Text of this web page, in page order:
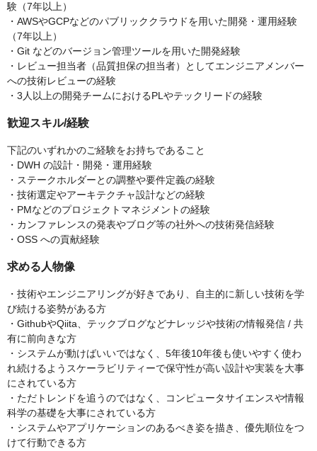
験（7年以上）
・AWSやGCPなどのパブリッククラウドを用いた開発・運用経験
（7年以上）
・Git などのバージョン管理ツールを用いた開発経験
・レビュー担当者（品質担保の担当者）としてエンジニアメンバー
への技術レビューの経験
・3人以上の開発チームにおけるPLやテックリードの経験
歓迎スキル/経験
下記のいずれかのご経験をお持ちであること
・DWH の設計・開発・運用経験
・ステークホルダーとの調整や要件定義の経験
・技術選定やアーキテクチャ設計などの経験
・PMなどのプロジェクトマネジメントの経験
・カンファレンスの発表やブログ等の社外への技術発信経験
・OSS への貢献経験
求める人物像
・技術やエンジニアリングが好きであり、自主的に新しい技術を学
び続ける姿勢がある方
・GithubやQiita、テックブログなどナレッジや技術の情報発信 / 共
有に前向きな方
・システムが動けばいいではなく、5年後10年後も使いやすく使わ
れ続けるようスケーラビリティーで保守性が高い設計や実装を大事
にされている方
・ただトレンドを追うのではなく、コンピュータサイエンスや情報
科学の基礎を大事にされている方
・システムやアプリケーションのあるべき姿を描き、優先順位をつ
けて行動できる方